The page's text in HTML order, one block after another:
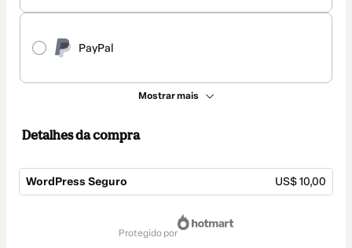
PayPal
Mostrar mais
Detalhes da compra
WordPress Seguro US$ 10,00
protegido por